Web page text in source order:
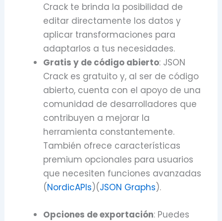
Crack te brinda la posibilidad de
editar directamente los datos y
aplicar transformaciones para
adaptarlos a tus necesidades.
Gratis y de código abierto: JSON
Crack es gratuito y, al ser de código
abierto, cuenta con el apoyo de una
comunidad de desarrolladores que
contribuyen a mejorar la
herramienta constantemente.
También ofrece características
premium opcionales para usuarios
que necesiten funciones avanzadas
(NordicAPIs)(JSON Graphs).
Opciones de exportación: Puedes